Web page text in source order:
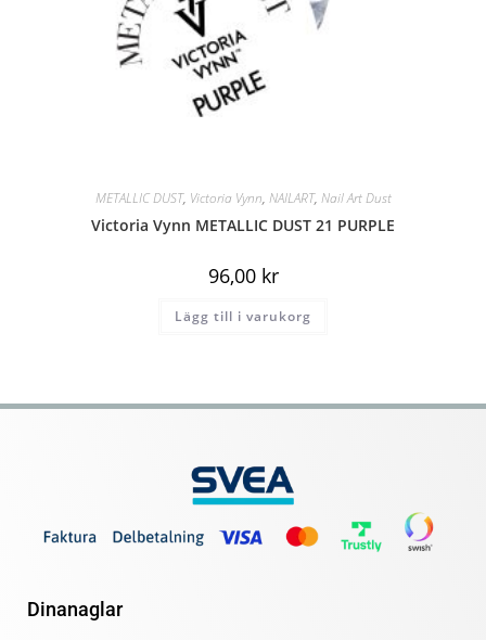
METALLIC DUST, Victoria Vynn, NAILART, Nail Art Dust
Victoria Vynn METALLIC DUST 21 PURPLE
96,00 kr
Lägg till i varukorg
Dinanaglar